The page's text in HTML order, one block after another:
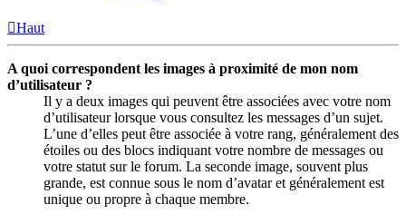
Haut
A quoi correspondent les images à proximité de mon nom
d’utilisateur ?
Il y a deux images qui peuvent être associées avec votre nom
d’utilisateur lorsque vous consultez les messages d’un sujet.
L’une d’elles peut être associée à votre rang, généralement des
étoiles ou des blocs indiquant votre nombre de messages ou
votre statut sur le forum. La seconde image, souvent plus
grande, est connue sous le nom d’avatar et généralement est
unique ou propre à chaque membre.